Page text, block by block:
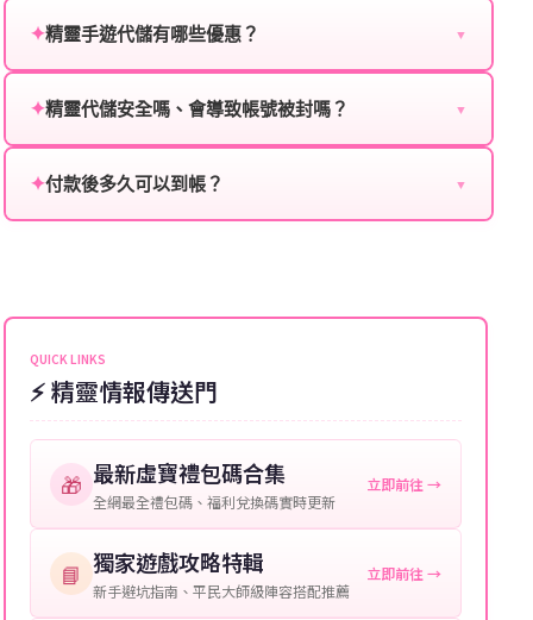
服：
角色名稱：您遊戲中的角色名稱。
等級：角色的當前等級。
提供這些信息能幫助我們更快地處理您的代儲需求，確
保您盡享遊戲樂趣！
✦精靈手遊代儲有哪些優惠？ ▼
贈送、大額儲值優惠及節日限定活動，儲值最低6折
✦精靈代儲安全嗎、會導致帳號被封嗎？ ▼
單，不使用外掛程式、非法點數或異常儲值管道。您獲
✦付款後多久可以到帳？ ▼
可直接聯絡客服查詢訂單進度。
QUICK LINKS
⚡ 精靈情報傳送門
🎁 最新虛寶禮包碼合集
全網最全禮包碼、福利兌換碼實時更新
立即前往 →
📘 獨家遊戲攻略特輯
新手避坑指南、平民大師級陣容搭配推薦
立即前往 →